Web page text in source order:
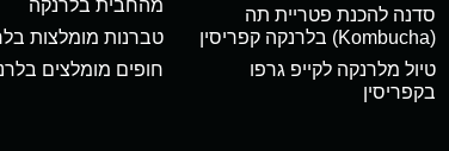
סדנה להכנת פטריית תה
(Kombucha) בלרנקה קפריסין
טיול מלרנקה לקייפ גרפו
בקפריסין
מהחבית בלרנקה
טברנות מומלצות
חופים מומלצים